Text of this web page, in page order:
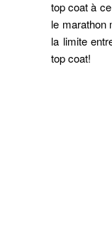
top coat à
le marathon
la limite
top coat!